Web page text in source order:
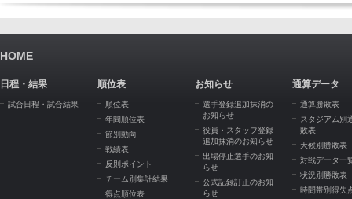
HOME
日程・結果
試合日程・試合結果
順位表
順位表
年間順位表
節別動向
戦績表
反則ポイント
チーム別集計結果
得点順位表
お知らせ
選手登録追加抹消の
お知らせ
役員・スタッフ登録
追加抹消のお知らせ
出場停止選手のお知
らせ
公式記録訂正のお知
らせ
通算データ
通算勝敗表
スタジアム別
敗表
天候別勝敗表
対戦データ一
状況別勝敗表
時間帯別得失